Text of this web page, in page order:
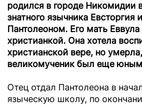
родился в городе Никомидии
знатного язычника Евсторгия
Пантолеоном. Его мать
христианкой. Она хотела
христианской вере, но
великомученик был еще
Отец отдал Пантолеона в
языческую школу, по